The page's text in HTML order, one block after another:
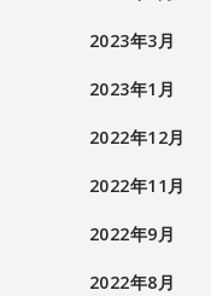
2023年3月
2023年1月
2022年12月
2022年11月
2022年9月
2022年8月